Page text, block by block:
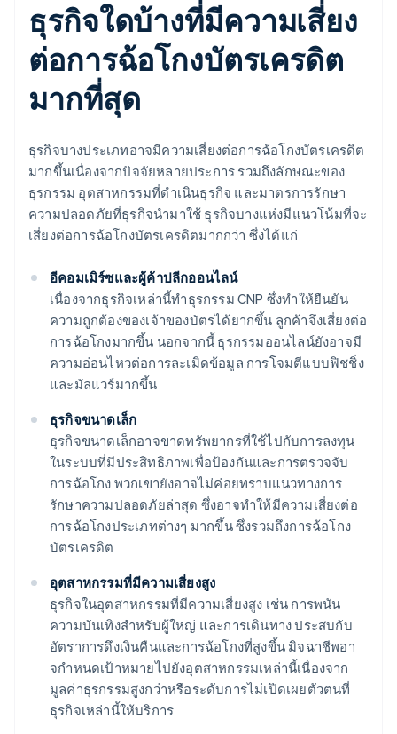
ธุรกิจใดบ้างที่มีความเสี่ยง
ต่อการฉ้อโกงบัตรเครดิต
มากที่สุด
ธุรกิจบางประเภทอาจมีความเสี่ยงต่อการฉ้อโกงบัตรเครดิต
มากขึ้นเนื่องจากปัจจัยหลายประการ รวมถึงลักษณะของ
ธุรกรรม อุตสาหกรรมที่ดําเนินธุรกิจ และมาตรการรักษา
ความปลอดภัยที่ธุรกิจนํามาใช้ ธุรกิจบางแห่งมีแนวโน้มที่จะ
เสี่ยงต่อการฉ้อโกงบัตรเครดิตมากกว่า ซึ่งได้แก่
อีคอมเมิร์ซและผู้ค้าปลีกออนไลน์
เนื่องจากธุรกิจเหล่านี้ทําธุรกรรม CNP ซึ่งทําให้ยืนยัน
ความถูกต้องของเจ้าของบัตรได้ยากขึ้น ลูกค้าจึงเสี่ยงต่อ
การฉ้อโกงมากขึ้น นอกจากนี้ ธุรกรรมออนไลน์ยังอาจมี
ความอ่อนไหวต่อการละเมิดข้อมูล การโจมตีแบบฟิชชิ่ง
และมัลแวร์มากขึ้น
ธุรกิจขนาดเล็ก
ธุรกิจขนาดเล็กอาจขาดทรัพยากรที่ใช้ไปกับการลงทุน
ในระบบที่มีประสิทธิภาพเพื่อป้องกันและการตรวจจับ
การฉ้อโกง พวกเขายังอาจไม่ค่อยทราบแนวทางการ
รักษาความปลอดภัยล่าสุด ซึ่งอาจทําให้มีความเสี่ยงต่อ
การฉ้อโกงประเภทต่างๆ มากขึ้น ซึ่งรวมถึงการฉ้อโกง
บัตรเครดิต
อุตสาหกรรมที่มีความเสี่ยงสูง
ธุรกิจในอุตสาหกรรมที่มีความเสี่ยงสูง เช่น การพนัน
ความบันเทิงสําหรับผู้ใหญ่ และการเดินทาง ประสบกับ
อัตราการดึงเงินคืนและการฉ้อโกงที่สูงขึ้น มิจฉาชีพอา
จกําหนดเป้าหมายไปยังอุตสาหกรรมเหล่านี้เนื่องจาก
มูลค่าธุรกรรมสูงกว่าหรือระดับการไม่เปิดเผยตัวตนที่
ธุรกิจเหล่านี้ให้บริการ